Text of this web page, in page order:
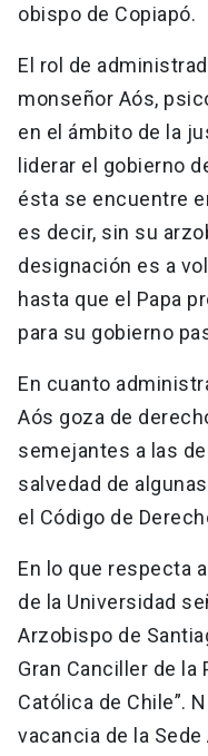
obispo de Copiapó.
El rol de
monseñor Aós,
en el ámbito de la
liderar el gobierno
ésta se encuentre
es decir, sin su
designación es a
hasta que el Papa
para su gobierno
En cuanto
Aós goza de
semejantes a las
salvedad de
el Código de
En lo que respecta
de la Universidad
Arzobispo de
Gran Canciller de
Católica de Chile”.
vacancia de la